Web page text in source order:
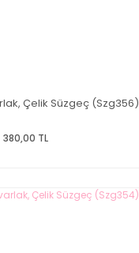
Çelik Süzgeç (Szg356)
380,00 TL